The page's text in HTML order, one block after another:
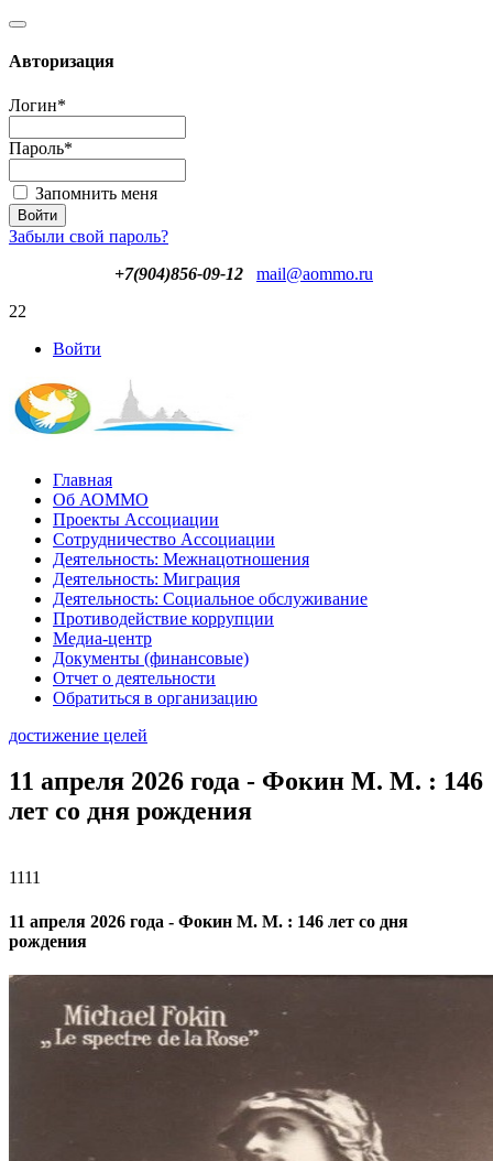
Авторизация
Логин*
Пароль*
Запомнить меня
Забыли свой пароль?
+7(904)856-09-12
mail@aommo.ru
22
Войти
Главная
Об АОММО
Проекты Ассоциации
Сотрудничество Ассоциации
Деятельность: Межнацотношения
Деятельность: Миграция
Деятельность: Социальное обслуживание
Противодействие коррупции
Медиа-центр
Документы (финансовые)
Отчет о деятельности
Обратиться в организацию
достижение целей
11 апреля 2026 года - Фокин М. М. : 146
лет со дня рождения
1111
11 апреля 2026 года - Фокин М. М. : 146 лет со дня
рождения